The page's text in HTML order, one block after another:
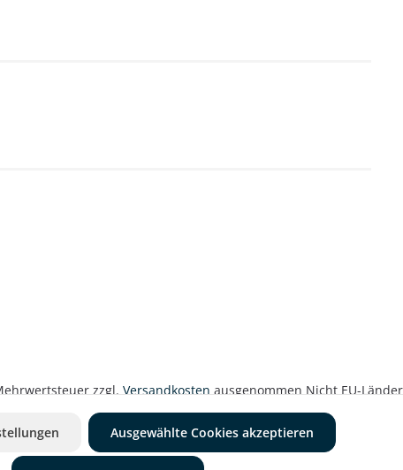
zzgl. Versandkosten ausgenommen Nicht EU-Länder
Ausgewählte Cookies akzeptieren